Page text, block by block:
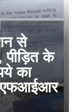
से
पीड़ित के
का
एफआईआर